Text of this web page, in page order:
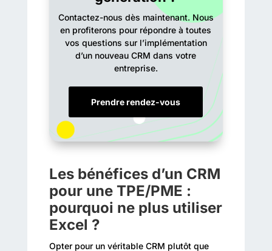
Contactez-nous dès maintenant. Nous
en profiterons pour répondre à toutes
vos questions sur l’implémentation
d’un nouveau CRM dans votre
entreprise.
Prendre rendez-vous
Les bénéfices d’un CRM
pour une TPE/PME :
pourquoi ne plus utiliser
Excel ?
Opter pour un véritable CRM plutôt que